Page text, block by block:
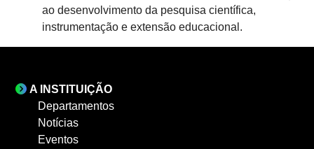
ao desenvolvimento da pesquisa científica,
instrumentação e extensão educacional.
A INSTITUIÇÃO
Departamentos
Notícias
Eventos